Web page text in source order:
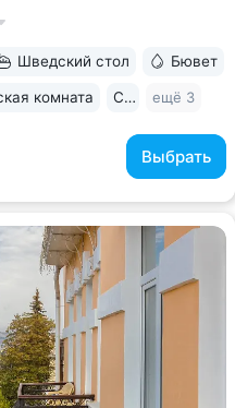
и Верхний парки:
Выбрать
Шведский стол Бювет
комната Спа ещё 3